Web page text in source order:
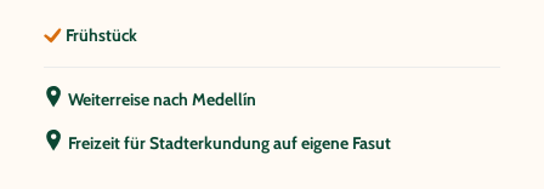
Niveau: Mittelschwer Lange Abfahrt, kaum Auffahrten
Begleitung eines englischsprachigen Guides in der Finca
Romelia eine faszinierende Orchideen-Sammlung
Frühstück
Weiterreise nach Medellín
Freizeit für Stadterkundung auf eigene Fasut